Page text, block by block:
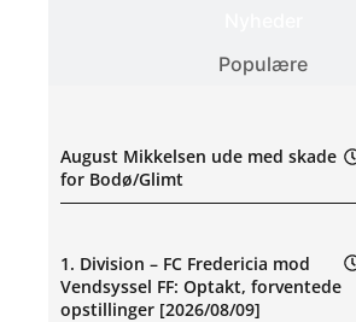
Populære
August Mikkelsen ude med skade
for Bodø/Glimt
1. Division – FC Fredericia mod
Vendsyssel FF: Optakt, forventede
opstillinger [2026/08/09]